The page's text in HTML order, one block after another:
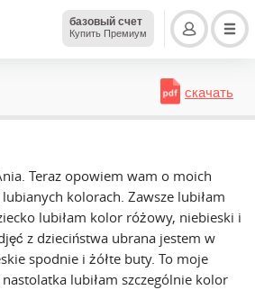
базовый счет
Купить Премиум
скачать
Teraz opowiem wam o moich
kolorach. Zawsze lubiłam
lubiłam kolor różowy, niebieski i
z dzieciństwa ubrana jestem w
spodnie i żółte buty. To moje
lubiłam szczególnie kolor